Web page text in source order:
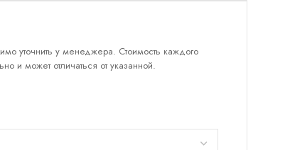
Серебряные серьги
уточнить у менеджера. Стоимость каждого
и может отличаться от указанной.